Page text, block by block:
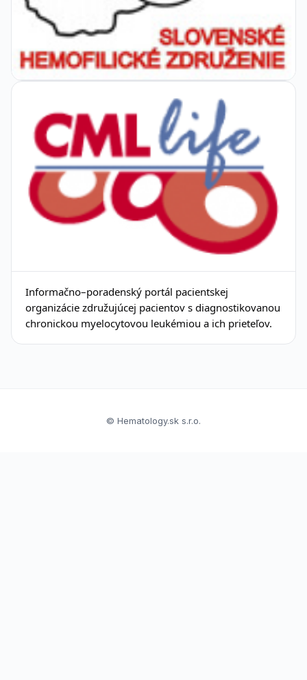
Informačno–poradenský portál pacientskej
organizácie združujúcej pacientov s diagnostikovanou
chronickou myelocytovou leukémiou a ich prieteľov.
© Hematology.sk s.r.o.